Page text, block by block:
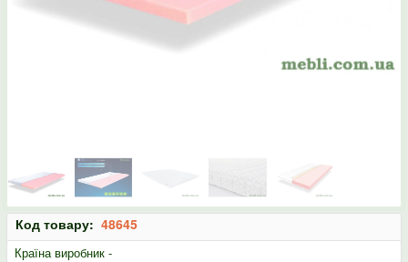
Код товару: 48645
Країна виробник -